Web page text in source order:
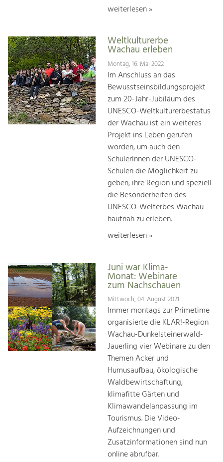
weiterlesen »
Weltkulturerbe
Wachau erleben
Montag, 16. Mai 2022
Im Anschluss an das
Bewusstseinsbildungsprojekt
zum 20-Jahr-Jubiläum des
UNESCO-Weltkulturerbestatus
der Wachau ist ein weiteres
Projekt ins Leben gerufen
worden, um auch den
SchülerInnen der UNESCO-
Schulen die Möglichkeit zu
geben, ihre Region und speziell
die Besonderheiten des
UNESCO-Welterbes Wachau
hautnah zu erleben.
weiterlesen »
Juni war Klima-
Monat: Webinare
zum Nachschauen
Mittwoch, 04. August 2021
Immer montags zur Primetime
organisierte die KLAR!-Region
Wachau-Dunkelsteinerwald-
Jauerling vier Webinare zu den
Themen Acker und
Humusaufbau, ökologische
Waldbewirtschaftung,
klimafitte Gärten und
Klimawandelanpassung im
Tourismus. Die Video-
Aufzeichnungen und
Zusatzinformationen sind nun
online abrufbar.